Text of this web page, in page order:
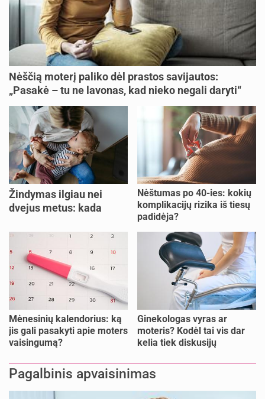
Nėščią moterį paliko dėl prastos savijautos:
„Pasakė – tu ne lavonas, kad nieko negali daryti“
Žindymas ilgiau nei
dvejus metus: kada
nujunkyti?
Nėštumas po 40-ies: kokių
komplikacijų rizika iš tiesų
padidėja?
Mėnesinių kalendorius: ką
jis gali pasakyti apie moters
vaisingumą?
Ginekologas vyras ar
moteris? Kodėl tai vis dar
kelia tiek diskusijų
Pagalbinis apvaisinimas